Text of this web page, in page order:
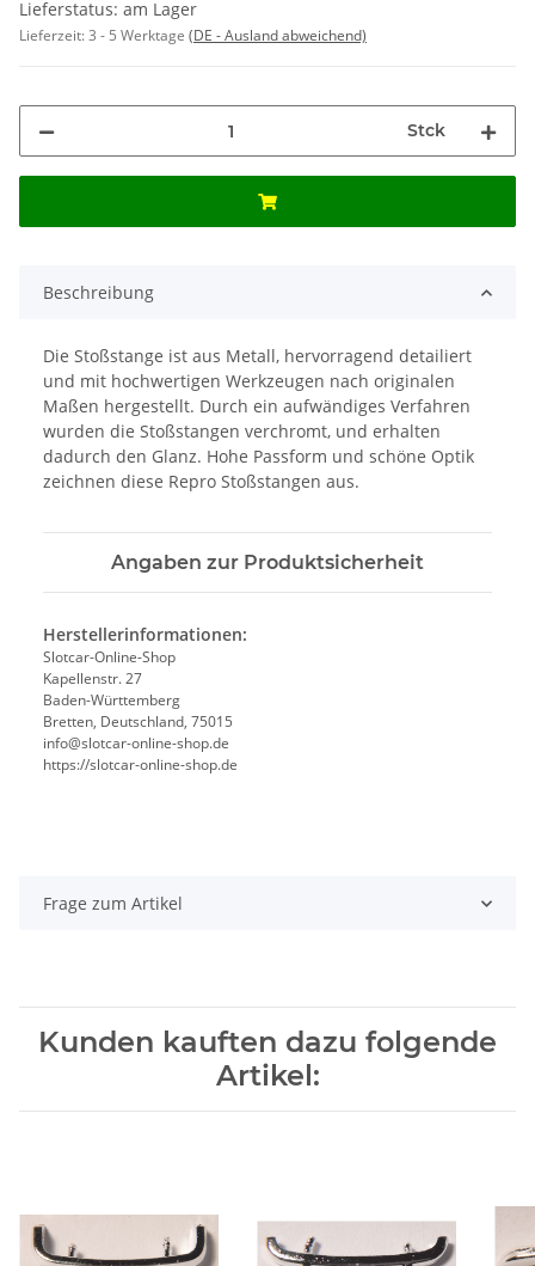
Lieferstatus: am Lager
Lieferzeit:3 - 5 Werktage (DE - Ausland abweichend)
Stck
Beschreibung
Die Stoßstange ist aus Metall, hervorragend detailiert
und mit hochwertigen Werkzeugen nach originalen
Maßen hergestellt. Durch ein aufwändiges Verfahren
wurden die Stoßstangen verchromt, und erhalten
dadurch den Glanz. Hohe Passform und schöne Optik
zeichnen diese Repro Stoßstangen aus.
Angaben zur Produktsicherheit
Herstellerinformationen:
Slotcar-Online-Shop
Kapellenstr. 27
Baden-Württemberg
Bretten, Deutschland, 75015
info@slotcar-online-shop.de
https://slotcar-online-shop.de
Frage zum Artikel
Kunden kauften dazu folgende
Artikel: